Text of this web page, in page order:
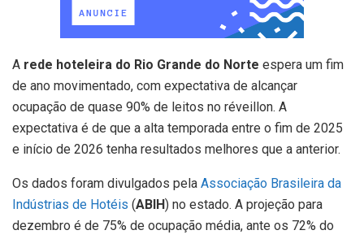
A rede hoteleira do Rio Grande do Norte espera um fim
de ano movimentado, com expectativa de alcançar
ocupação de quase 90% de leitos no réveillon. A
expectativa é de que a alta temporada entre o fim de 2025
e início de 2026 tenha resultados melhores que a anterior.
Os dados foram divulgados pela Associação Brasileira da
Indústrias de Hotéis (ABIH) no estado. A projeção para
dezembro é de 75% de ocupação média, ante os 72% do